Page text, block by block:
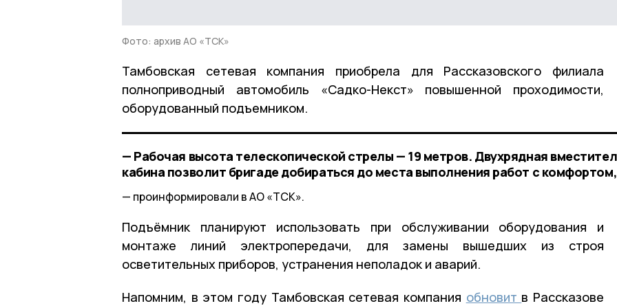
Фото: архив АО «ТСК»
Тамбовская сетевая компания приобрела для Рассказовского филиала
полноприводный автомобиль «Садко-Некст» повышенной проходимости,
оборудованный подъемником.
— Рабочая высота телескопической стрелы — 19 метров. Двухрядная
кабина позволит бригаде добираться до места выполнения работ с комфортом,
проинформировали в АО «ТСК».
Подъёмник планируют использовать при обслуживании оборудования и
монтаже линий электропередачи, для замены вышедших из строя
осветительных приборов, устранения неполадок и аварий.
Напомним, в этом году Тамбовская сетевая компания обновит в Рассказове